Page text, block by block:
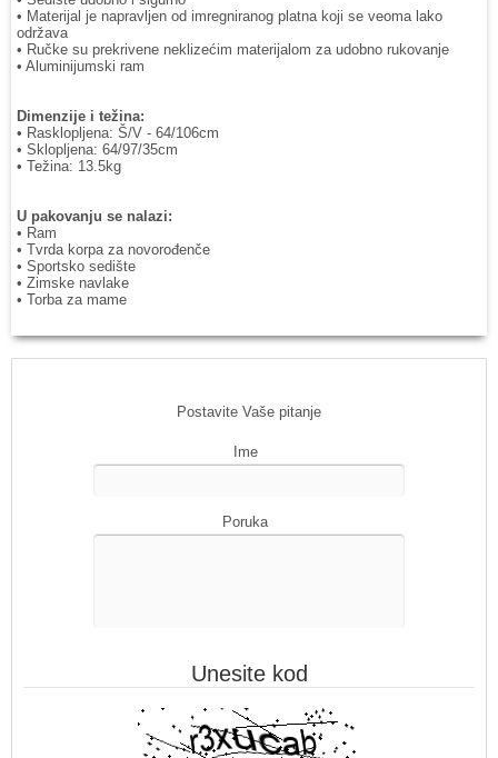
• Materijal je napravljen od imregniranog platna koji se veoma lako
održava
• Ručke su prekrivene neklizećim materijalom za udobno rukovanje
• Aluminijumski ram
Dimenzije i težina:
• Rasklopljena: Š/V - 64/106cm
• Sklopljena: 64/97/35cm
• Težina: 13.5kg
U pakovanju se nalazi:
• Ram
• Tvrda korpa za novorođenče
• Sportsko sedište
• Zimske navlake
• Torba za mame
Postavite Vaše pitanje
Ime
Poruka
Unesite kod